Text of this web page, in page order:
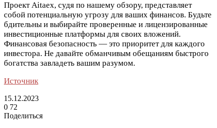
Проект Aitaex, судя по нашему обзору, представляет
собой потенциальную угрозу для ваших финансов. Будьте
бдительны и выбирайте проверенные и лицензированные
инвестиционные платформы для своих вложений.
Финансовая безопасность — это приоритет для каждого
инвестора. Не давайте обманчивым обещаниям быстрого
богатства завладеть вашим разумом.
Источник
15.12.2023
0 72
Поделиться